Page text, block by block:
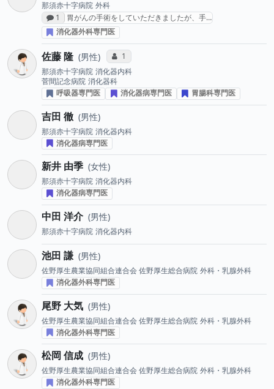
那須赤十字病院 外科
感想投稿数
1
胃がんの手術をしていただきましたが、手…
消化器外科専門医
佐藤 隆 男性 コミュニケーション・タイプ投票数
1
那須赤十字病院 消化器内科
菅間記念病院 消化器科
呼吸器専門医
消化器病専門医 胃腸科専門医
吉田 徹 男性
那須赤十字病院 消化器内科
消化器病専門医
新井 由季 女性
那須赤十字病院 消化器内科
消化器病専門医
中田 洋介 男性
那須赤十字病院 消化器内科
池田 謙 男性
佐野厚生農業協同組合連合会 佐野厚生総合病院 外科・乳腺外科
消化器外科専門医
尾野 大気 男性
佐野厚生農業協同組合連合会 佐野厚生総合病院 外科・乳腺外科
消化器外科専門医
松岡 信成 男性
佐野厚生農業協同組合連合会 佐野厚生総合病院 外科・乳腺外科
消化器外科専門医